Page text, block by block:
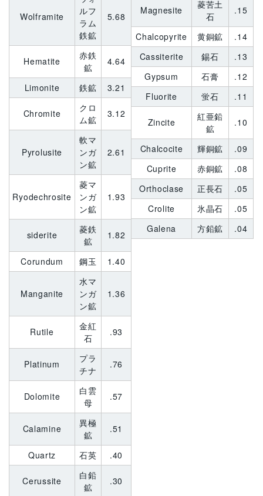
Wolframite
ルフ
ラム
鉄鉱
5.68
Hematite
赤鉄
鉱
4.64
Limonite 鉄鉱 3.21
Chromite
クロ
ム鉱
3.12
Pyrolusite
軟マ
ンガ
ン鉱
2.61
Ryodechrosite
菱マ
ンガ
ン鉱
1.93
siderite
菱鉄
鉱
1.82
Corundum 鋼玉 1.40
Manganite
水マ
ンガ
ン鉱
1.36
Rutile
金紅
石
.93
Platinum
プラ
チナ
.76
Dolomite
白雲
母
.57
Calamine
異極
鉱
.51
Quartz 石英 .40
Cerussite
白鉛
鉱
.30
Magnesite
菱苦土
石
.15
Chalcopyrite 黄銅鉱
.14
Cassiterite
錫石
.13
Gypsum
石膏
.12
Fluorite
蛍石 .11
Zincite
紅亜鉛
鉱
.10
Chalcocite 輝銅鉱
.09
Cuprite
赤銅鉱
.08
Orthoclase
正長石
.05
Crolite
氷晶石
.05
Galena
方鉛鉱 .04